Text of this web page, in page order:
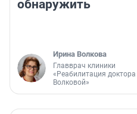
обнаружить
Ирина Волкова
Главврач клиники
«Реабилитация доктора
Волковой»